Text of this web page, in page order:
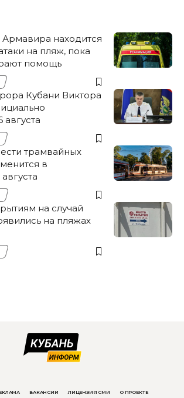
находится
на пляж, пока
помощь
Кубани Виктора
августа
трамвайных
в
на случай
на пляжах
ВАКАНСИИ ЛИЦЕНЗИЯ СМИ О ПРОЕКТЕ